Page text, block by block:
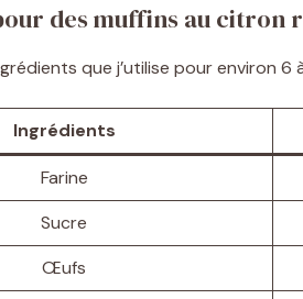
des muffins au citron
que j’utilise pour environ 6
Ingrédients
Farine
Sucre
Œufs